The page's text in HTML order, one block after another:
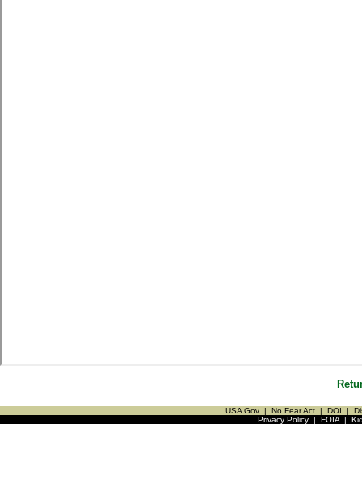
USA Gov | No Fear Act | DOI |
Privacy Policy| FOIA|